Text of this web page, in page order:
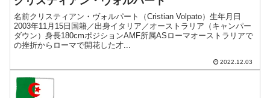
名前クリスティアン・ヴォルパート（Cristian Volpato）生年月日
2003年11月15日国籍／出身イタリア／オーストラリア（キャンパー
ダウン）身長180cmポジションAMF所属ASローマオーストラリアで
の挫折からローマで開花した才...
2022.12.03